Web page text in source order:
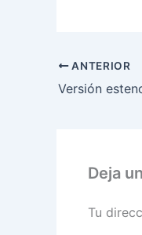
ANTERIOR
Deja
Tu